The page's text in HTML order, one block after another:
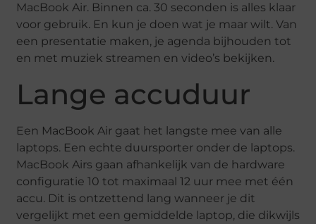
MacBook Air. Binnen ca. 30 seconden is alles klaar
voor gebruik. En kun je doen wat je maar wilt. Van
een presentatie maken, je agenda bijhouden tot
en met muziek streamen en video’s bekijken.
Lange accuduur
Een MacBook Air gaat het langste mee van alle
laptops. Een echte duursporter onder de laptops.
MacBook Airs gaan afhankelijk van de hardware
configuratie 10 tot maximaal 12 uur mee met één
accu. Dit is ontzettend lang wanneer je dit
vergelijkt met een gemiddelde laptop, die dikwijls